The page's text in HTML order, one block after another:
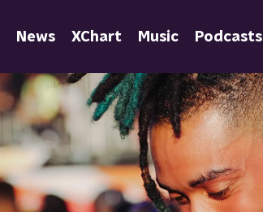
News XChart Music Podcasts